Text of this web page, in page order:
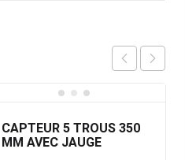
CAPTEUR 5 TROUS 350
MM AVEC JAUGE